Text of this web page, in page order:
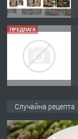
ПРЕДЛАГА
Случайна рецепта